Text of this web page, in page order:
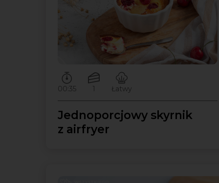
Czas przygotowywania:
00:35
Ilość porcji:
1
Poziom trudności:
Łatwy
Jednoporcjowy skyrnik
z airfryer